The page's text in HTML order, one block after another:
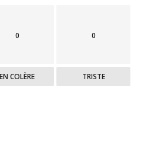
0
EN COLÈRE
0
TRISTE